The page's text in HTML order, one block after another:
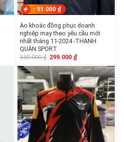
- 51.000 ₫
Áo khoác đồng phục doanh
nghiệp may theo yêu cầu mới
nhất tháng 11-2024 -THANH
QUÂN SPORT
350.000₫ Giá
là:
350.000 ₫.
299.000 ₫Giá
tại
là:
299.000 ₫.